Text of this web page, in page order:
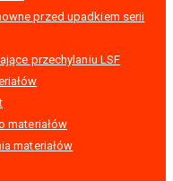
przed upadkiem serii
przechylaniu LSF
materiałów
materiałów